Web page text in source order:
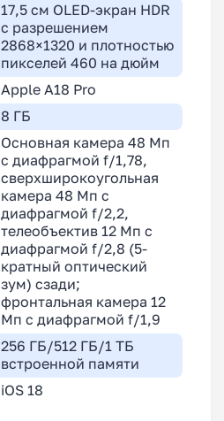
17,5 см OLED-экран HDR
с разрешением
2868×1320 и плотностью
пикселей 460 на дюйм
Apple A18 Pro
8 ГБ
Основная камера 48 Мп
с диафрагмой f/1,78,
сверхширокоугольная
камера 48 Мп с
диафрагмой f/2,2,
телеобъектив 12 Мп с
диафрагмой f/2,8 (5-
кратный оптический
зум) сзади;
фронтальная камера 12
Мп с диафрагмой f/1,9
256 ГБ/512 ГБ/1 ТБ
встроенной памяти
iOS 18